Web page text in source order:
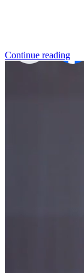
Continue reading